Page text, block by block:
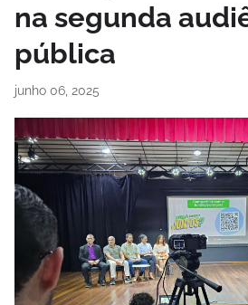
na segunda
pública
junho 06, 2025